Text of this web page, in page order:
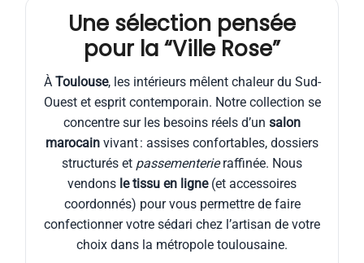
Une sélection pensée
pour la “Ville Rose”
À Toulouse, les intérieurs mêlent chaleur du Sud-
Ouest et esprit contemporain. Notre collection se
concentre sur les besoins réels d’un salon
marocain vivant : assises confortables, dossiers
structurés et passementerieraffinée. Nous
vendons le tissu en ligne(et accessoires
coordonnés) pour vous permettre de faire
confectionner votre sédari chez l’artisan de votre
choix dans la métropole toulousaine.